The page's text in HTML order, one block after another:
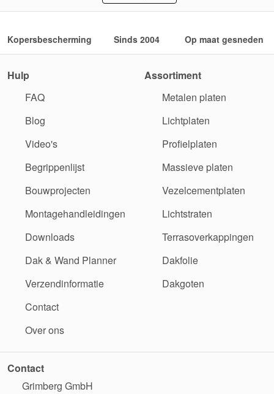
Kopersbescherming Sinds 2004 Op maat gesneden
Hulp
FAQ
Blog
Video's
Begrippenlijst
Bouwprojecten
Montagehandleidingen
Downloads
Dak & Wand Planner
Verzendinformatie
Contact
Over ons
Assortiment
Metalen platen
Lichtplaten
Profielplaten
Massieve platen
Vezelcementplaten
Lichtstraten
Terrasoverkappingen
Dakfolie
Dakgoten
Contact
Grimberg GmbH